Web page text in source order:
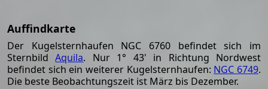
Auffindkarte
Der Kugelsternhaufen NGC 6760 befindet sich im
SternbildAquila. Nur 1° 43' in Richtung Nordwest
befindet sich ein weiterer Kugelsternhaufen: NGC 6749.
Die beste Beobachtungszeit ist März bis Dezember.